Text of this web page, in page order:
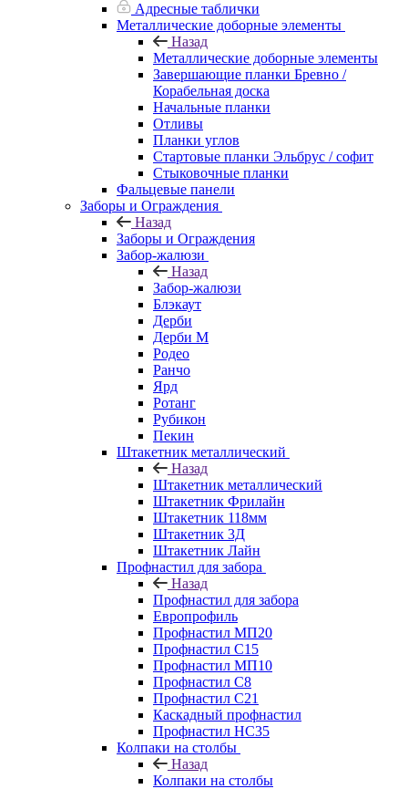
Адресные таблички
Металлические доборные элементы
Назад
Металлические доборные элементы
Завершающие планки Бревно /
Корабельная доска
Начальные планки
Отливы
Планки углов
Стартовые планки Эльбрус / софит
Стыковочные планки
Фальцевые панели
Заборы и Ограждения
Назад
Заборы и Ограждения
Забор-жалюзи
Назад
Забор-жалюзи
Блэкаут
Дерби
Дерби M
Родео
Ранчо
Ярд
Ротанг
Рубикон
Пекин
Штакетник металлический
Назад
Штакетник металлический
Штакетник Фрилайн
Штакетник 118мм
Штакетник 3Д
Штакетник Лайн
Профнастил для забора
Назад
Профнастил для забора
Европрофиль
Профнастил МП20
Профнастил C15
Профнастил МП10
Профнастил C8
Профнастил C21
Каскадный профнастил
Профнастил НС35
Колпаки на столбы
Назад
Колпаки на столбы